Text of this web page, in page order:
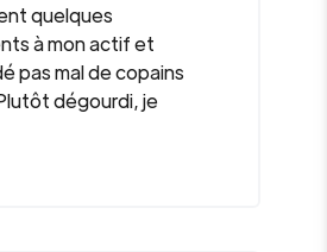
quelques
à mon actif et
pas mal de copains
dégourdi, je